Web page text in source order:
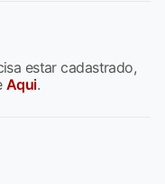
estar cadastrado,
Aqui.